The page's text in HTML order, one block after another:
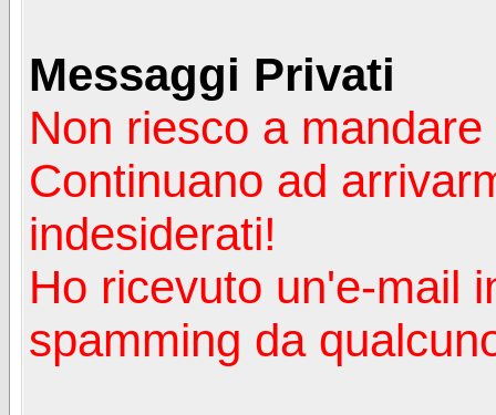
Messaggi Privati
Non riesco a
Continuano ad
indesiderati!
Ho ricevuto un'e-mail
spamming da